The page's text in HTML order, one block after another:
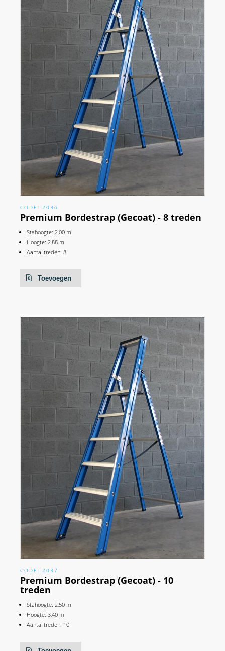
CODE: 2036
Premium Bordestrap (Gecoat) - 8 treden
Stahoogte: 2,00 m
Hoogte: 2,88 m
Aantal treden: 8
Toevoegen
CODE: 2037
Premium Bordestrap (Gecoat) - 10
treden
Stahoogte: 2,50 m
Hoogte: 3,40 m
Aantal treden: 10